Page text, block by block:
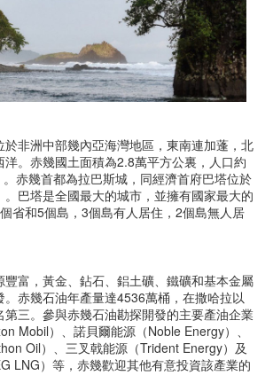
非洲中部幾內亞海灣地區，東南連加蓬，北
。赤幾國土面積為2.8萬平方公裏，人口約
赤幾首都為拉巴斯城，同經濟首府巴塔位於
。巴塔是全國最大的城市，並擁有國家最大的
省和5個島，3個島有人居住，2個島無人居
富，黃金、鉆石、鋁土礦、鐵礦和基本金屬
赤幾石油年產量達4536萬桶，在撒哈拉以
三。參與赤幾石油勘探開發的主要產油企業
Mobil）、諾貝爾能源（Noble Energy）、
Oil）、三叉戟能源（Trident Energy）及
LNG）等，赤幾歡迎其他有意投資該產業的